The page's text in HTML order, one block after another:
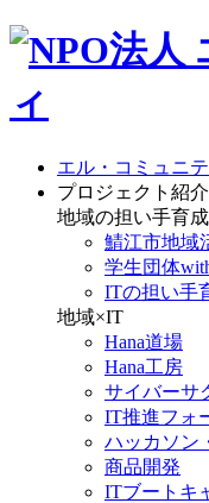
エル・コミュニ
プロジェクト紹介
地域の担い手育成
鯖江市地域
学生団体
ITの担い手
地域×IT
Hana道場
Hana工房
サイバーサ
IT推進フォ
ハッカソン
商品開発
ITブートキ